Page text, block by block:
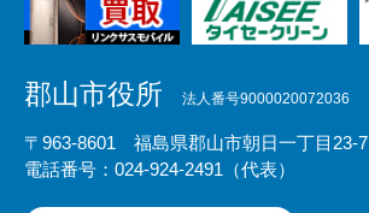
郡山市役所 法人番号9000020072036
〒963-8601 福島県郡山市朝日一丁目23-7
電話番号：024-924-2491（代表）